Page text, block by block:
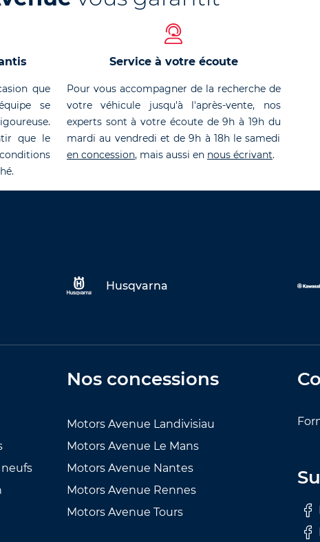
que
se
que le
Service à votre écoute
Pour vous accompagner de la recherche de
votre véhicule jusqu'à l'après-vente, nos
experts sont à votre écoute de 9h à 19h du
mardi au vendredi et de 9h à 18h le samedi
en concession, mais aussi en nous écrivant.
Husqvarna
Nos concessions
Motors Avenue Landivisiau
Motors Avenue Le Mans
Motors Avenue Nantes
Motors Avenue Rennes
Motors Avenue Tours